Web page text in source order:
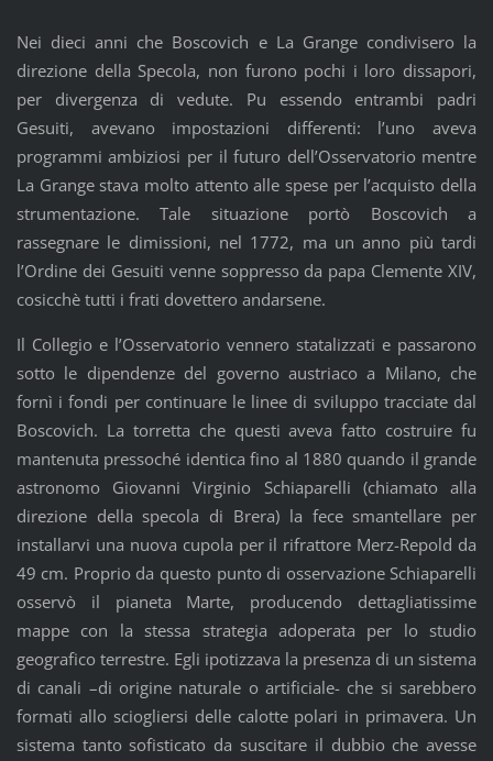
Nei dieci anni che Boscovich e La Grange condivisero la
direzione della Specola, non furono pochi i loro dissapori,
per divergenza di vedute. Pu essendo entrambi padri
Gesuiti, avevano impostazioni differenti: l’uno aveva
programmi ambiziosi per il futuro dell’Osservatorio mentre
La Grange stava molto attento alle spese per l’acquisto della
strumentazione. Tale situazione portò Boscovich a
rassegnare le dimissioni, nel 1772, ma un anno più tardi
l’Ordine dei Gesuiti venne soppresso da papa Clemente XIV,
cosicchè tutti i frati dovettero andarsene.
Il Collegio e l’Osservatorio vennero statalizzati e passarono
sotto le dipendenze del governo austriaco a Milano, che
fornì i fondi per continuare le linee di sviluppo tracciate dal
Boscovich. La torretta che questi aveva fatto costruire fu
mantenuta pressoché identica fino al 1880 quando il grande
astronomo Giovanni Virginio Schiaparelli (chiamato alla
direzione della specola di Brera) la fece smantellare per
installarvi una nuova cupola per il rifrattore Merz-Repold da
49 cm. Proprio da questo punto di osservazione Schiaparelli
osservò il pianeta Marte, producendo dettagliatissime
mappe con la stessa strategia adoperata per lo studio
geografico terrestre. Egli ipotizzava la presenza di un sistema
di canali –di origine naturale o artificiale- che si sarebbero
formati allo sciogliersi delle calotte polari in primavera. Un
sistema tanto sofisticato da suscitare il dubbio che avesse